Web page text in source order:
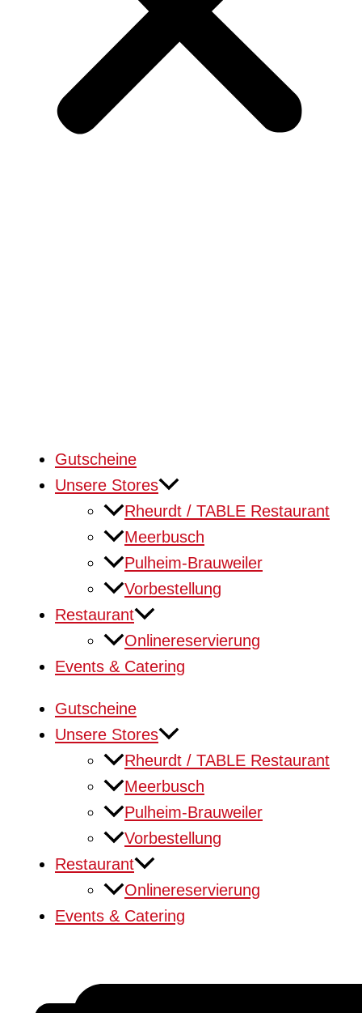
Gutscheine
Unsere Stores
Rheurdt / TABLE Restaurant
Meerbusch
Pulheim-Brauweiler
Vorbestellung
Restaurant
Onlinereservierung
Events & Catering
Gutscheine
Unsere Stores
Rheurdt / TABLE Restaurant
Meerbusch
Pulheim-Brauweiler
Vorbestellung
Restaurant
Onlinereservierung
Events & Catering